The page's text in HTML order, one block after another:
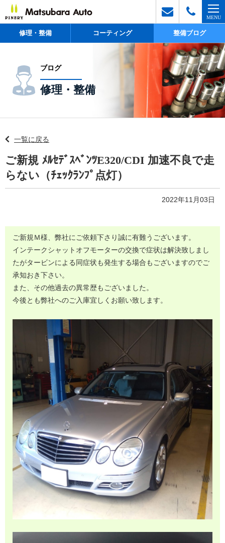
修理・整備 コーティング 整備ブログ
ブログ
修理・整備
一覧に戻る
ご新規 ﾒﾙｾﾃﾞｽﾍﾞﾝﾂE320/CDI 加速不良で走
らない（ﾁｪｯｸﾗﾝﾌﾟ点灯）
2022年11月03日
ご新規Ｍ様、弊社にご依頼下さり誠に有難うございます。
インテークシャットオフモーターの交換で症状は解決致しまし
たがタービンによる同症状も発生する場合もございますのでご
承知おき下さい。
また、その他過去の異常歴もございました。
今後とも弊社へのご入庫宜しくお願い致します。